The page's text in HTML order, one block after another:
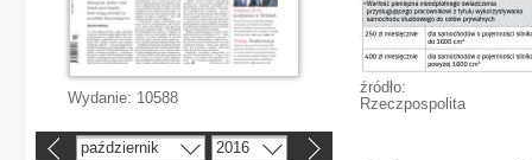
źródło:
Rzeczpospolita
Wydanie: 10588
październik 2016